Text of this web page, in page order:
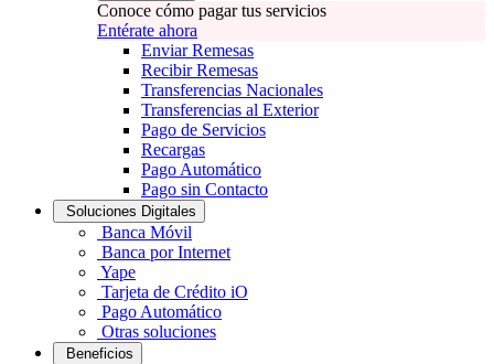
Conoce cómo pagar tus servicios
Entérate ahora
Enviar Remesas
Recibir Remesas
Transferencias Nacionales
Transferencias al Exterior
Pago de Servicios
Recargas
Pago Automático
Pago sin Contacto
Soluciones Digitales
Banca Móvil
Banca por Internet
Yape
Tarjeta de Crédito iO
Pago Automático
Otras soluciones
Beneficios